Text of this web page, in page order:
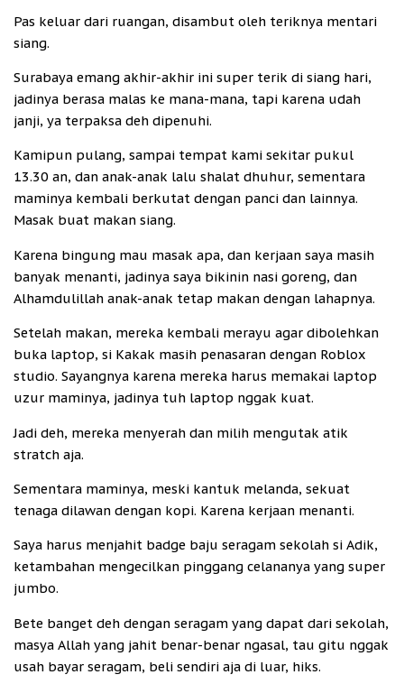
Pas keluar dari ruangan, disambut oleh teriknya mentari
siang.
Surabaya emang akhir-akhir ini super terik di siang hari,
jadinya berasa malas ke mana-mana, tapi karena udah
janji, ya terpaksa deh dipenuhi.
Kamipun pulang, sampai tempat kami sekitar pukul
13.30 an, dan anak-anak lalu shalat dhuhur, sementara
maminya kembali berkutat dengan panci dan lainnya.
Masak buat makan siang.
Karena bingung mau masak apa, dan kerjaan saya masih
banyak menanti, jadinya saya bikinin nasi goreng, dan
Alhamdulillah anak-anak tetap makan dengan lahapnya.
Setelah makan, mereka kembali merayu agar dibolehkan
buka laptop, si Kakak masih penasaran dengan Roblox
studio. Sayangnya karena mereka harus memakai laptop
uzur maminya, jadinya tuh laptop nggak kuat.
Jadi deh, mereka menyerah dan milih mengutak atik
stratch aja.
Sementara maminya, meski kantuk melanda, sekuat
tenaga dilawan dengan kopi. Karena kerjaan menanti.
Saya harus menjahit badge baju seragam sekolah si Adik,
ketambahan mengecilkan pinggang celananya yang super
jumbo.
Bete banget deh dengan seragam yang dapat dari sekolah,
masya Allah yang jahit benar-benar ngasal, tau gitu nggak
usah bayar seragam, beli sendiri aja di luar, hiks.